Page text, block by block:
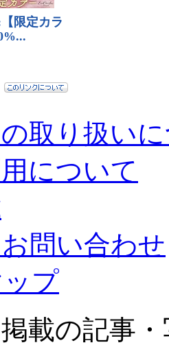
取り扱い
について
問い合わせ
プ
載の記事